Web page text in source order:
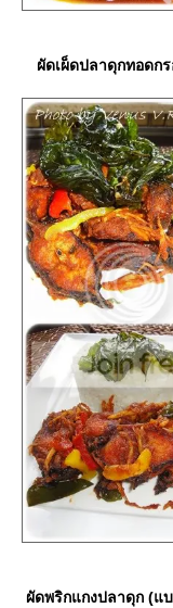
ผัดเผ็ดปลาดุกทอดก
ผัดพริกแกงปลาดุก (แ